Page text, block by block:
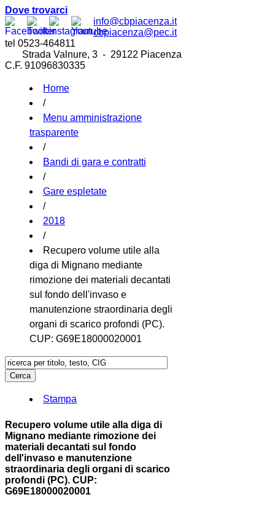
Dove trovarci
info@cbpiacenza.it
cbpiacenza@pec.it
tel 0523-464811
Strada Valnure, 3 - 29122 Piacenza
C.F. 91096830335
Home
/
Menu amministrazione
trasparente
/
Bandi di gara e contratti
/
Gare espletate
/
2018
/
Recupero volume utile alla
diga di Mignano mediante
rimozione dei materiali decantati
sul fondo dell'invaso e
manutenzione straordinaria degli
organi di scarico profondi (PC).
CUP: G69E18000020001
Stampa
Recupero volume utile alla diga di
Mignano mediante rimozione dei
materiali decantati sul fondo
dell'invaso e manutenzione
straordinaria degli organi di scarico
profondi (PC). CUP:
G69E18000020001